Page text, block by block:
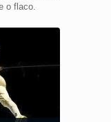
o flaco.